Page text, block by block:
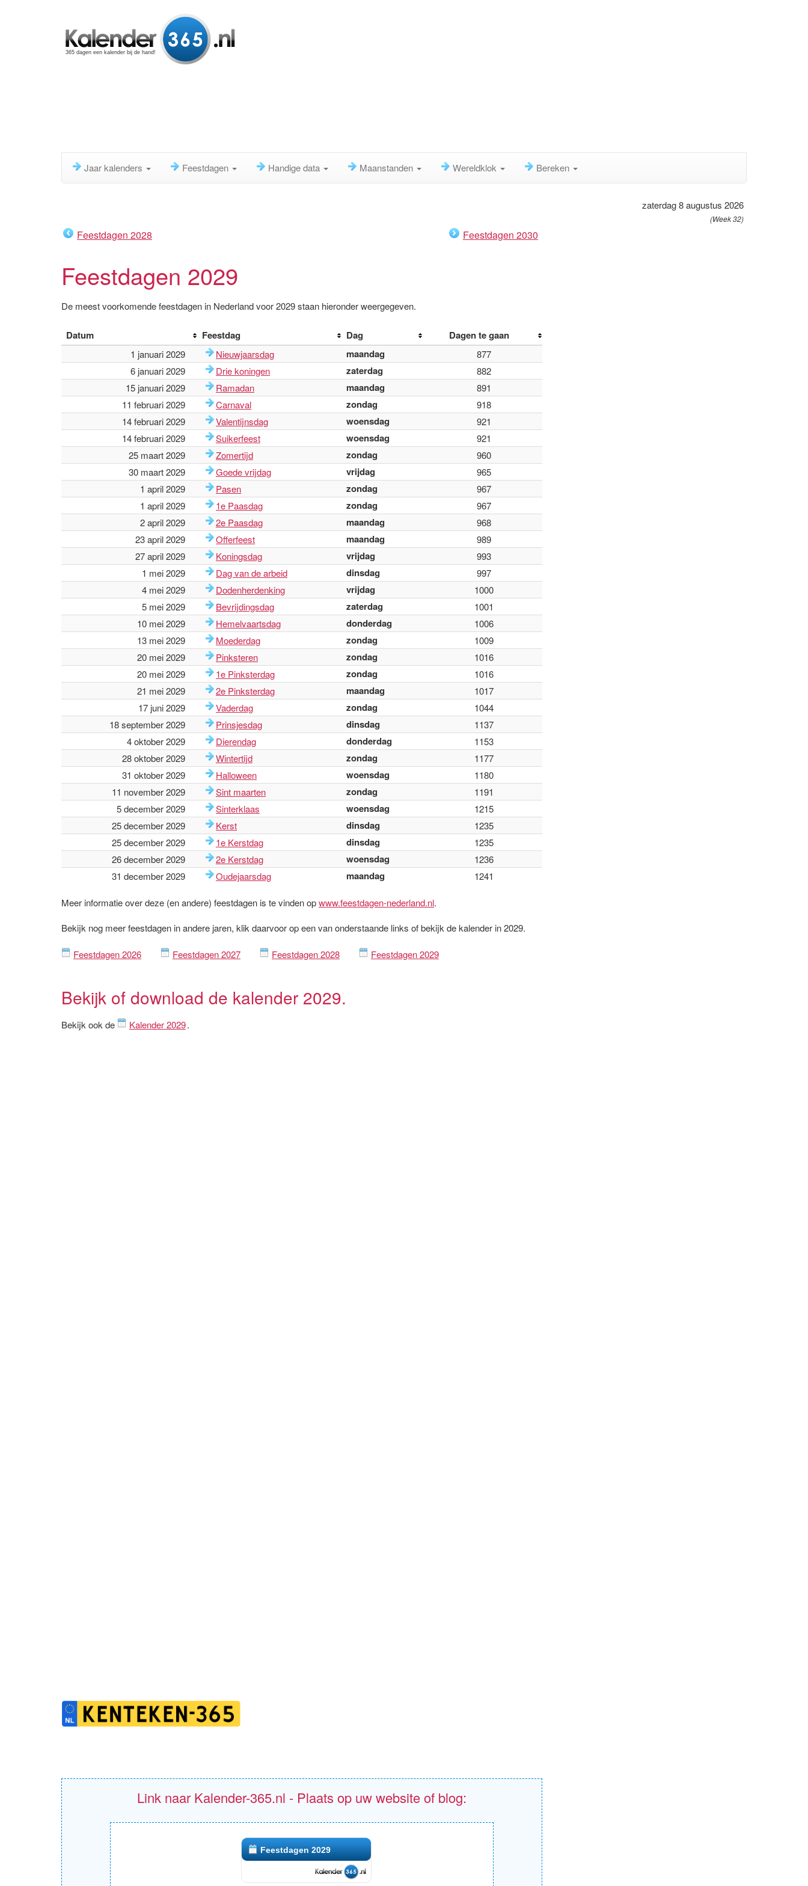
365 dagen een kalender bij de hand!
Jaar kalenders Feestdagen Handige data Maanstanden Wereldklok Bereken
zaterdag 8 augustus 2026
(Week 32)
Feestdagen 2028 Feestdagen 2030
Feestdagen 2029
De meest voorkomende feestdagen in Nederland voor 2029 staan hieronder weergegeven.
Datum Feestdag Dag Dagen te gaan
1 januari 2029 Nieuwjaarsdag maandag
877
6 januari 2029
Drie koningen zaterdag
882
15 januari 2029
Ramadan maandag
891
11 februari 2029
Carnaval zondag
918
14 februari 2029
Valentijnsdag woensdag
921
14 februari 2029
Suikerfeest woensdag
921
25 maart 2029
Zomertijd zondag
960
30 maart 2029
Goede vrijdag vrijdag
965
1 april 2029
Pasen zondag
967
1 april 2029
1e Paasdag zondag
967
2 april 2029
2e Paasdag maandag
968
23 april 2029
Offerfeest maandag
989
27 april 2029
Koningsdag vrijdag
993
1 mei 2029
Dag van de arbeid dinsdag
997
4 mei 2029
Dodenherdenking vrijdag
1000
5 mei 2029
Bevrijdingsdag zaterdag
1001
10 mei 2029
Hemelvaartsdag donderdag
1006
13 mei 2029
Moederdag zondag
1009
20 mei 2029
Pinksteren zondag
1016
20 mei 2029
1e Pinksterdag zondag
1016
21 mei 2029
2e Pinksterdag maandag
1017
17 juni 2029
Vaderdag zondag
1044
18 september 2029
Prinsjesdag dinsdag
1137
4 oktober 2029
Dierendag donderdag
1153
28 oktober 2029
Wintertijd zondag
1177
31 oktober 2029
Halloween woensdag
1180
11 november 2029
Sint maarten zondag
1191
5 december 2029
Sinterklaas woensdag
1215
25 december 2029
Kerst dinsdag
1235
25 december 2029
1e Kerstdag dinsdag
1235
26 december 2029
2e Kerstdag woensdag
1236
31 december 2029
Oudejaarsdag maandag 1241
Meer informatie over deze (en andere) feestdagen is te vinden opwww.feestdagen-nederland.nl.
Bekijk nog meer feestdagen in andere jaren, klik daarvoor op een van onderstaande links of bekijk de kalender in 2029.
Feestdagen 2026 Feestdagen 2027 Feestdagen 2028 Feestdagen 2029
Bekijk of download de kalender 2029.
Bekijk ook de Kalender 2029.
Link naar Kalender-365.nl - Plaats op uw website of blog:
Feestdagen 2029